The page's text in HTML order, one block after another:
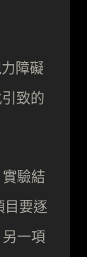
障礙
致的
驗結
要逐
一項